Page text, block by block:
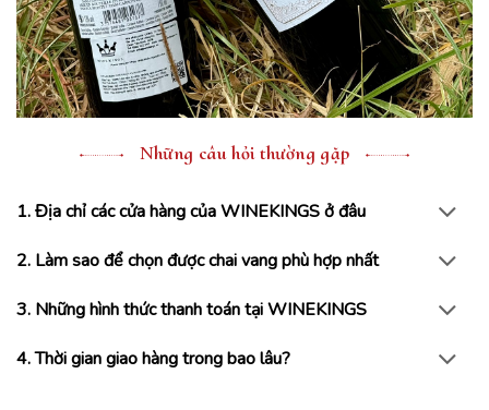
Những câu hỏi thường gặp
1. Địa chỉ các cửa hàng của WINEKINGS ở đâu
2. Làm sao để chọn được chai vang phù hợp nhất
3. Những hình thức thanh toán tại WINEKINGS
4. Thời gian giao hàng trong bao lâu?